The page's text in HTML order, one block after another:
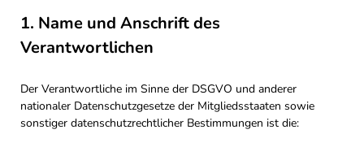
1. Name und Anschrift des
Verantwortlichen
Der Verantwortliche im Sinne der DSGVO und anderer
nationaler Datenschutzgesetze der Mitgliedsstaaten sowie
sonstiger datenschutzrechtlicher Bestimmungen ist die: